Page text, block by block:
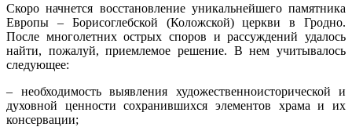
Скоро начнется восстановление уникальнейшего памятника
Европы – Борисоглебской (Коложской) церкви в Гродно.
После многолетних острых споров и рассуждений удалось
найти, пожалуй, приемлемое решение. В нем учитывалось
следующее:
– необходимость выявления художественно­исторической и
духовной ценности сохранившихся элементов храма и их
консервации;